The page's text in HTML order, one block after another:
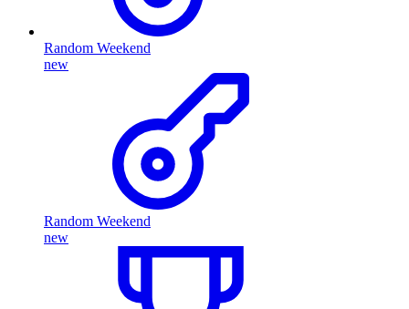
Random Weekend
new
Random Weekend
new